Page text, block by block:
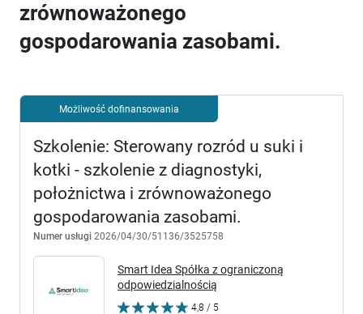
zrównoważonego
gospodarowania zasobami.
Możliwość dofinansowania
Szkolenie: Sterowany rozród u suki i
kotki - szkolenie z diagnostyki,
położnictwa i zrównoważonego
gospodarowania zasobami.
Numer usługi 2026/04/30/51136/3525758
Smart Idea Spółka z ograniczoną
odpowiedzialnością
4,8 / 5